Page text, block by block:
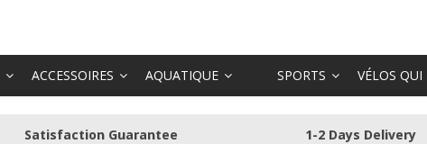
ACCESSOIRES AQUATIQUE SPORTS VÉLOS
Satisfaction Guarantee 1-2 Days Delivery